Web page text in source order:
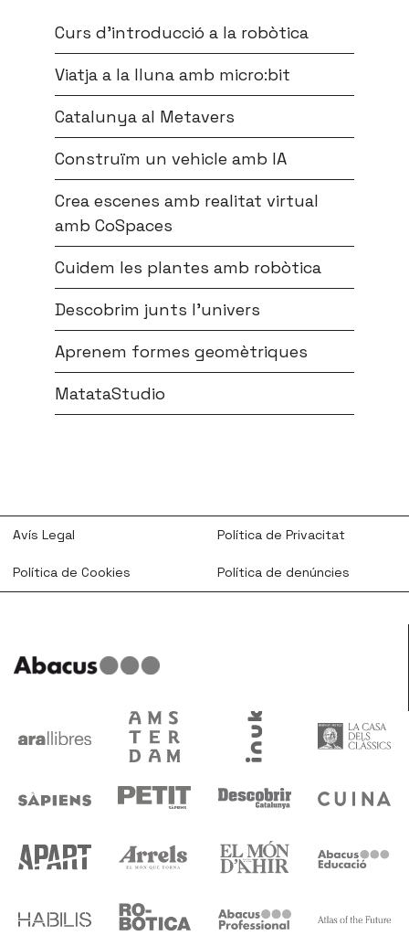
Curs d’introducció a la robòtica
Viatja a la lluna amb micro:bit
Catalunya al Metavers
Construïm un vehicle amb IA
Crea escenes amb realitat virtual
amb CoSpaces
Cuidem les plantes amb robòtica
Descobrim junts l’univers
Aprenem formes geomètriques
MatataStudio
Avís Legal Política de Privacitat
Política de Cookies Política de denúncies